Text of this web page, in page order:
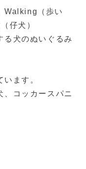
、Walking（歩い
仔犬）
る犬のぬいぐるみ
ます。
、コッカースパニ